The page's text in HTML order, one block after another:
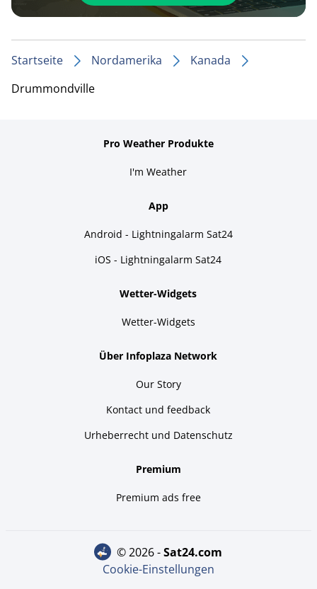
Startseite Nordamerika
Kanada
Drummondville
Pro Weather Produkte
I'm Weather
App
Android - Lightningalarm Sat24
iOS - Lightningalarm Sat24
Wetter-Widgets
Wetter-Widgets
Über Infoplaza Network
Our Story
Kontact und feedback
Urheberrecht und Datenschutz
Premium
Premium ads free
© 2026 - sat24.com
Cookie-Einstellungen